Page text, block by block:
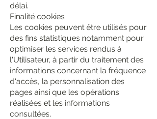
délai.
Finalité cookies
Les cookies peuvent être utilisés pour
des fins statistiques notamment pour
optimiser les services rendus à
l'Utilisateur, à partir du traitement des
informations concernant la fréquence
d'accès, la personnalisation des
pages ainsi que les opérations
réalisées et les informations
consultées.